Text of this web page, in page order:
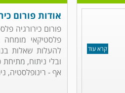
אודות פורום
פורום כירורגיה
פלסטיקאי
להעלות שאלות
ובלי ניתוח,
אף - רינופלסטיה,
קרא עוד